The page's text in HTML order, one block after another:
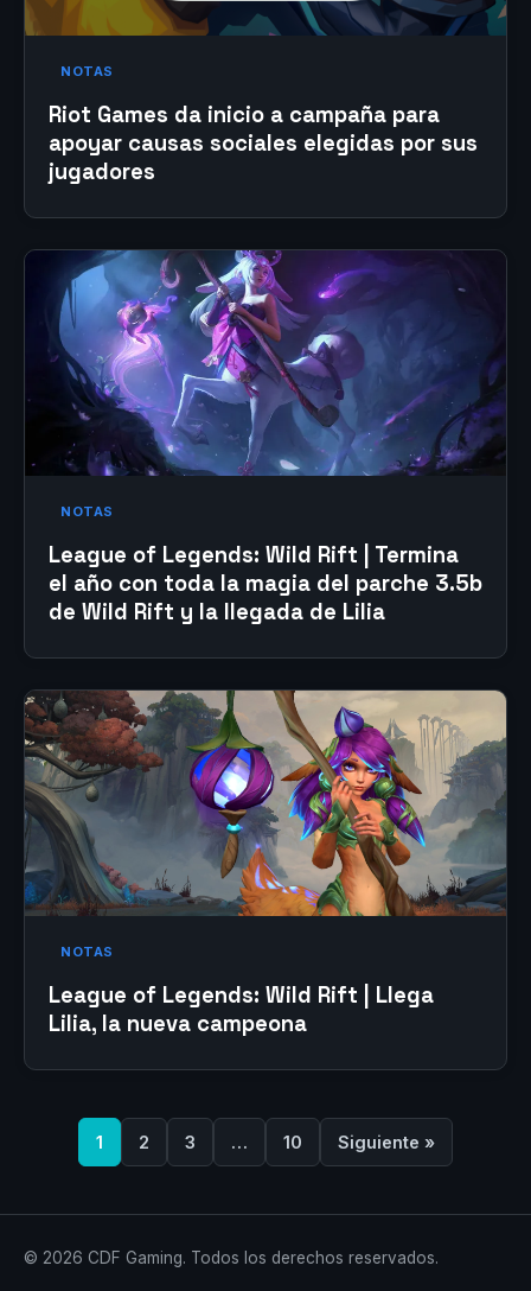
NOTAS
Riot Games da inicio a campaña para
apoyar causas sociales elegidas por sus
jugadores
NOTAS
League of Legends: Wild Rift | Termina
el año con toda la magia del parche 3.5b
de Wild Rift y la llegada de Lilia
NOTAS
League of Legends: Wild Rift | Llega
Lilia, la nueva campeona
1 2 3 … 10 Siguiente »
© 2026 CDF Gaming. Todos los derechos reservados.